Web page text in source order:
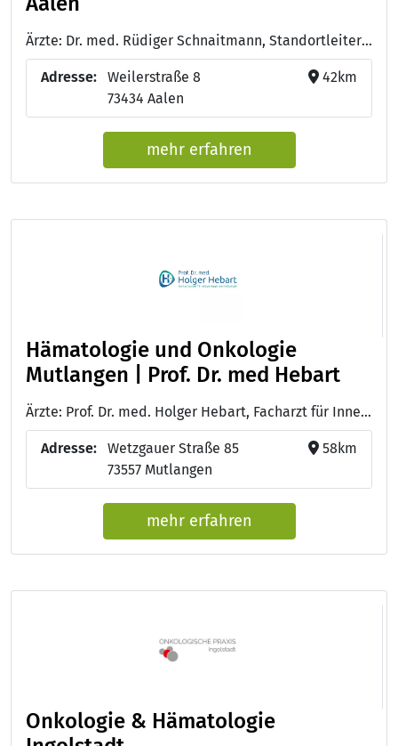
Ärzte: Dr. med. Rüdiger Schnaitmann, Standortleiter & Facharzt für Innere Medizin, Hämatologie und internistische Onkologie, Palliativmedizin
Adresse:
Weilerstraße 8
73434 Aalen
42km
mehr erfahren
Hämatologie und Onkologie
Mutlangen | Prof. Dr. med Hebart
Ärzte: Prof. Dr. med. Holger Hebart, Facharzt für Innere Medizin, Hämatologie und Onkologie - Dr. med. Heidrun Stumme, Fachärztin für Innere Medizin, Hämatologie und Onkologie
Adresse:
Wetzgauer Straße 85
73557 Mutlangen
58km
mehr erfahren
Onkologie & Hämatologie